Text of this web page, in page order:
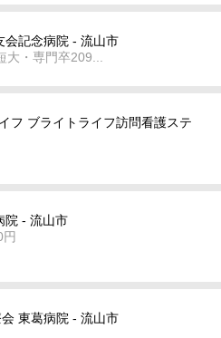
会記念病院 - 流山市
・専門卒209...
フ ブライトライフ訪問看護ステ
院 - 流山市
東葛病院 - 流山市